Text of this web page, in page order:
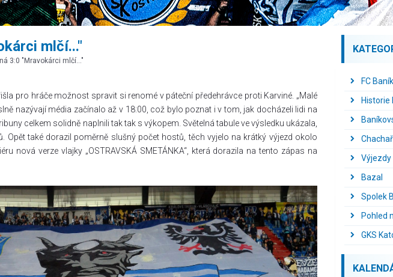
mlčí..."
3:0 "Mravokárci mlčí..."
pro hráče možnost spravit si renomé v páteční předehrávce proti Karviné. „Malé
nazývají média začínalo až v 18:00, což bylo poznat i v tom, jak docházeli lidi na
celkem solidně naplnili tak tak s výkopem. Světelná tabule ve výsledku ukázala,
Opět také dorazil poměrně slušný počet hostů, těch vyjelo na krátký výjezd okolo
nová verze vlajky „OSTRAVSKÁ SMETÁNKA“, která dorazila na tento zápas na
FC
Historie
Výjezdy
Bazal
Spolek
Pohled
GKS